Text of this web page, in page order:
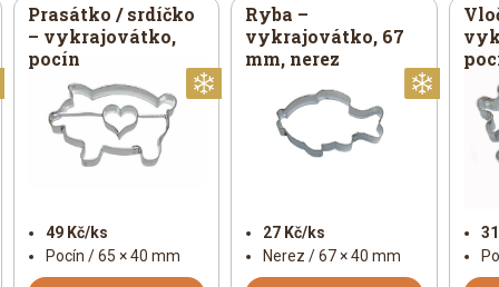
Prasátko / srdíčko
– vykrajovátko,
pocín
49 Kč/ks
Pocín / 65 × 40 mm
Ryba –
vykrajovátko, 67
mm, nerez
27 Kč/ks
Nerez / 67 × 40 mm
Vánoční